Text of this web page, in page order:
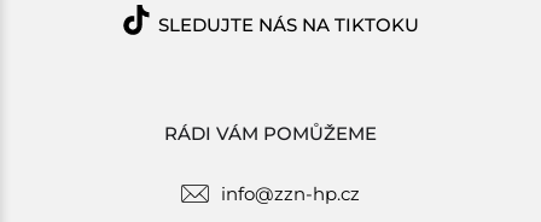
RÁDI VÁM POMŮŽEME
info@zzn-hp.cz
SLEDUJTE NÁS NA TIKTOKU